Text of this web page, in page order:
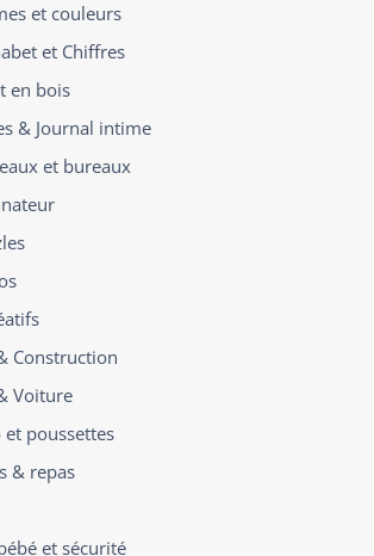
et couleurs
et Chiffres
en bois
& Journal intime
et bureaux
Construction
Voiture
et poussettes
& repas
et sécurité